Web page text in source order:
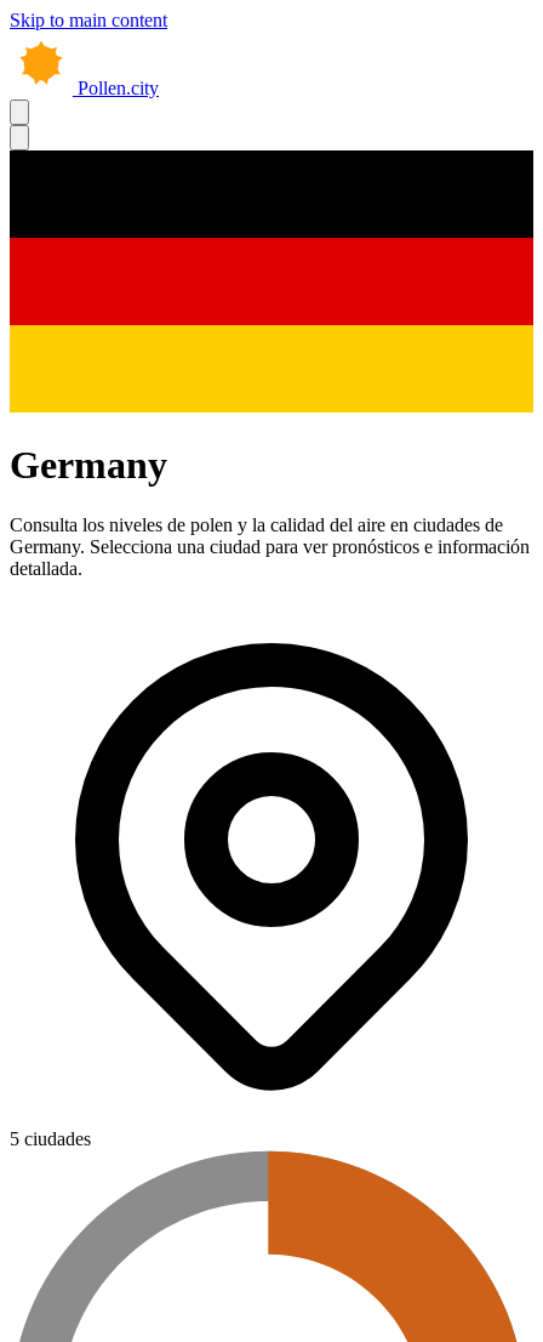
Skip to main content
Pollen.city
Germany
Consulta los niveles de polen y la calidad del aire en ciudades de
Germany. Selecciona una ciudad para ver pronósticos e información
detallada.
5 ciudades